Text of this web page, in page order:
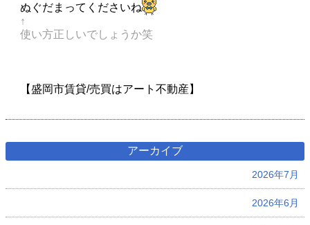
ぬぐだまってくださいね
↑
使い方正しいでしょうか笑
【盛岡市賃貸/売買はアート不動産】
アーカイブ
2026年7月
2026年6月